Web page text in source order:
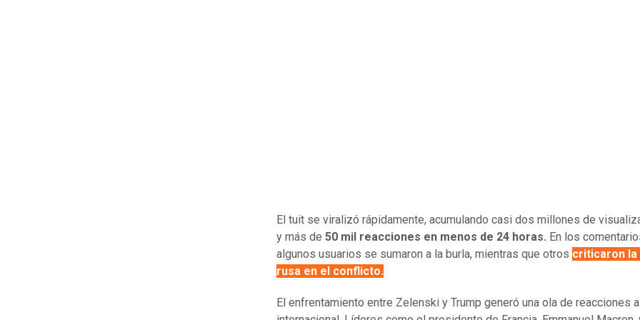
El tuit se viralizó rápidamente, acumulando casi dos millones de
y más de 50 mil reacciones en menos de 24 horas. En los
algunos usuarios se sumaron a la burla, mientras que otros criticaron la
rusa en el conflicto.
El enfrentamiento entre Zelenski y Trump generó una ola de reacciones